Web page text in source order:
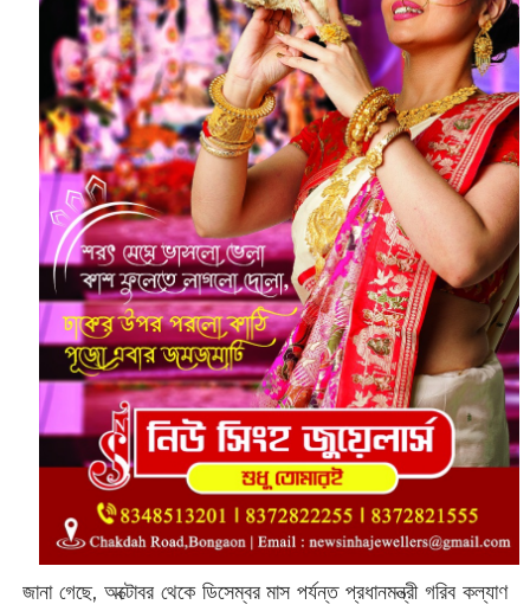
জানা গেছে, অক্টোবর থেকে ডিসেম্বর মাস পর্যন্ত প্রধানমন্ত্রী গরিব কল্যাণ